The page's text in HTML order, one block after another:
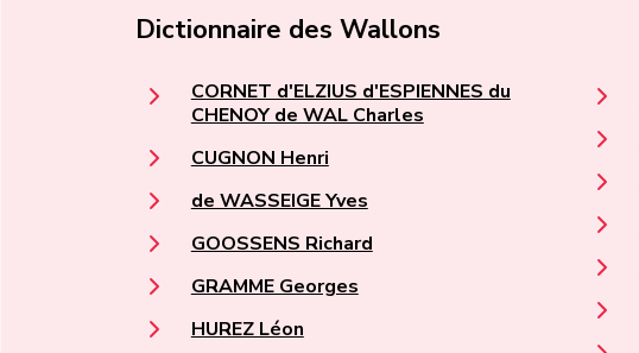
Dictionnaire des Wallons
CORNET d'ELZIUS d'ESPIENNES du
CHENOY de WAL Charles
CUGNON Henri
de WASSEIGE Yves
GOOSSENS Richard
GRAMME Georges
HUREZ Léon